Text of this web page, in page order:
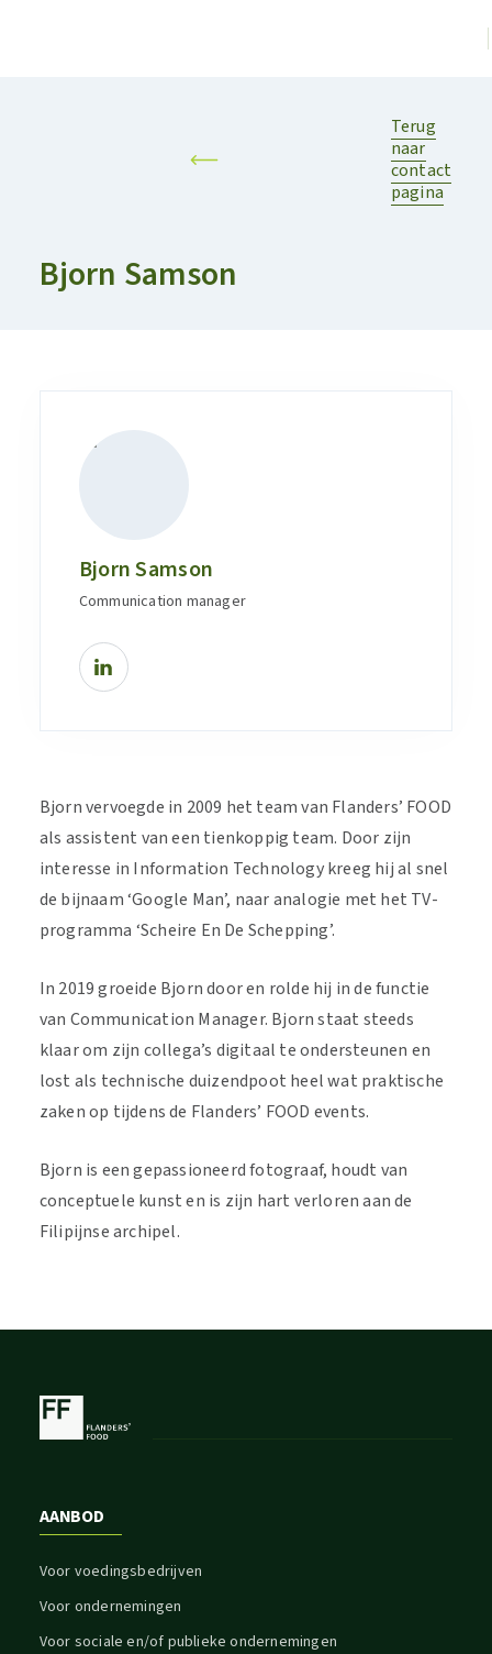
Terug
naar
contact
pagina
Bjorn Samson
Bjorn Samson
Communication manager
Bjorn vervoegde in 2009 het team van Flanders’ FOOD
als assistent van een tienkoppig team. Door zijn
interesse in Information Technology kreeg hij al snel
de bijnaam ‘Google Man’, naar analogie met het TV-
programma ‘Scheire En De Schepping’.
In 2019 groeide Bjorn door en rolde hij in de functie
van Communication Manager. Bjorn staat steeds
klaar om zijn collega’s digitaal te ondersteunen en
lost als technische duizendpoot heel wat praktische
zaken op tijdens de Flanders’ FOOD events.
Bjorn is een gepassioneerd fotograaf, houdt van
conceptuele kunst en is zijn hart verloren aan de
Filipijnse archipel.
AANBOD
Voor voedingsbedrijven
Voor ondernemingen
Voor sociale en/of publieke ondernemingen